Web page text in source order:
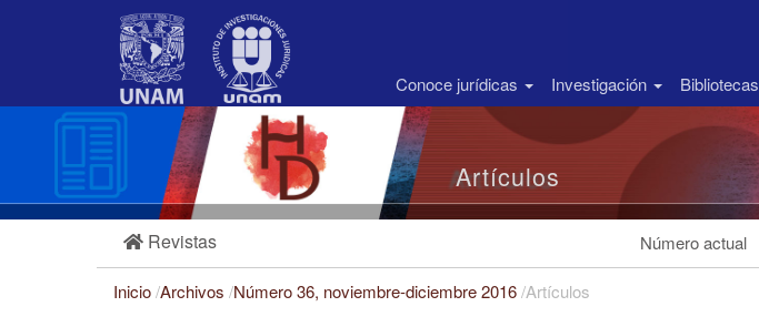
Barra
Conoce jurídicas Investigación Bibliotecas
Artículos
Revistas Número actual
Inicio/Archivos /Número 36, noviembre-diciembre 2016/Artículos